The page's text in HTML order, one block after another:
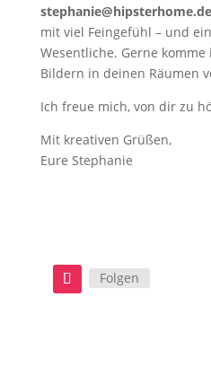
stephanie@hipsterhome.de
mit viel Feingefühl – und
Wesentliche. Gerne
Bildern in deinen Räumen
Ich freue mich, von dir zu
Mit kreativen Grüßen,
Eure Stephanie
Folgen